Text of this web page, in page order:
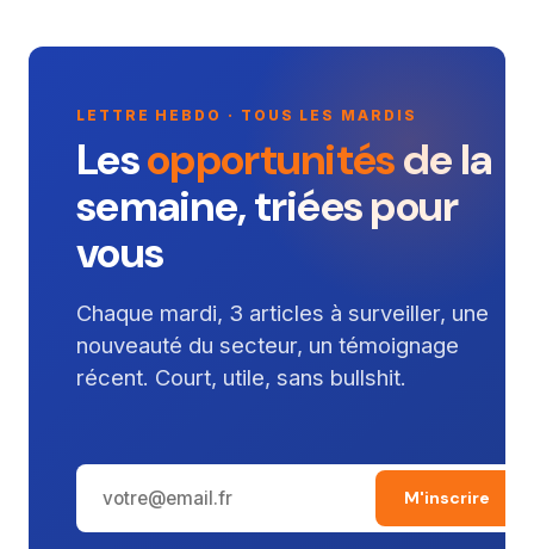
LETTRE HEBDO · TOUS LES MARDIS
Lesopportunitésde la
semaine, triées pour
vous
Chaque mardi, 3 articles à surveiller, une
nouveauté du secteur, un témoignage
récent. Court, utile, sans bullshit.
M'inscrire